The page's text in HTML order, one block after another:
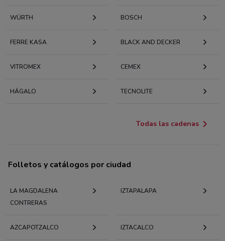
WÜRTH BOSCH
FERRE KASA BLACK AND DECKER
VITROMEX CEMEX
HÁGALO TECNOLITE
Todas las cadenas
Folletos y catálogos por ciudad
LA MAGDALENA
CONTRERAS
IZTAPALAPA
AZCAPOTZALCO IZTACALCO